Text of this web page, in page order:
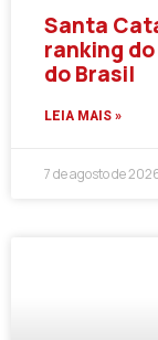
Santa
ranking
do Brasil
LEIA MAIS »
7 de agosto de